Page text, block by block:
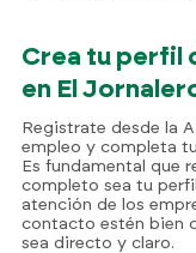
Crea tu perfil
en El
Registrate desde la
empleo y completa
Es fundamental que
completo sea tu
atención de los
contacto estén bien
sea directo y claro.